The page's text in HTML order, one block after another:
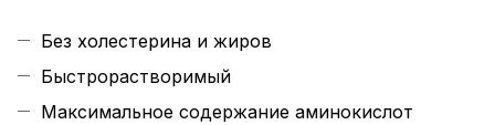
Без холестерина и жиров
Быстрорастворимый
Максимальное содержание аминокислот